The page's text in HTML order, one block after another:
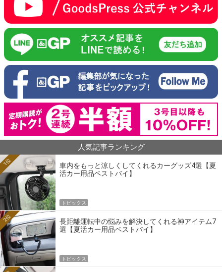
人気記事ランキング
車内をもっと涼しくしてくれるカーグッズ4選【夏
活カー用品ベストバイ】
1位
トピックス
長距離運転中の悩みを解決してくれる神アイテム7
選【夏活カー用品ベストバイ】
2位
トピックス